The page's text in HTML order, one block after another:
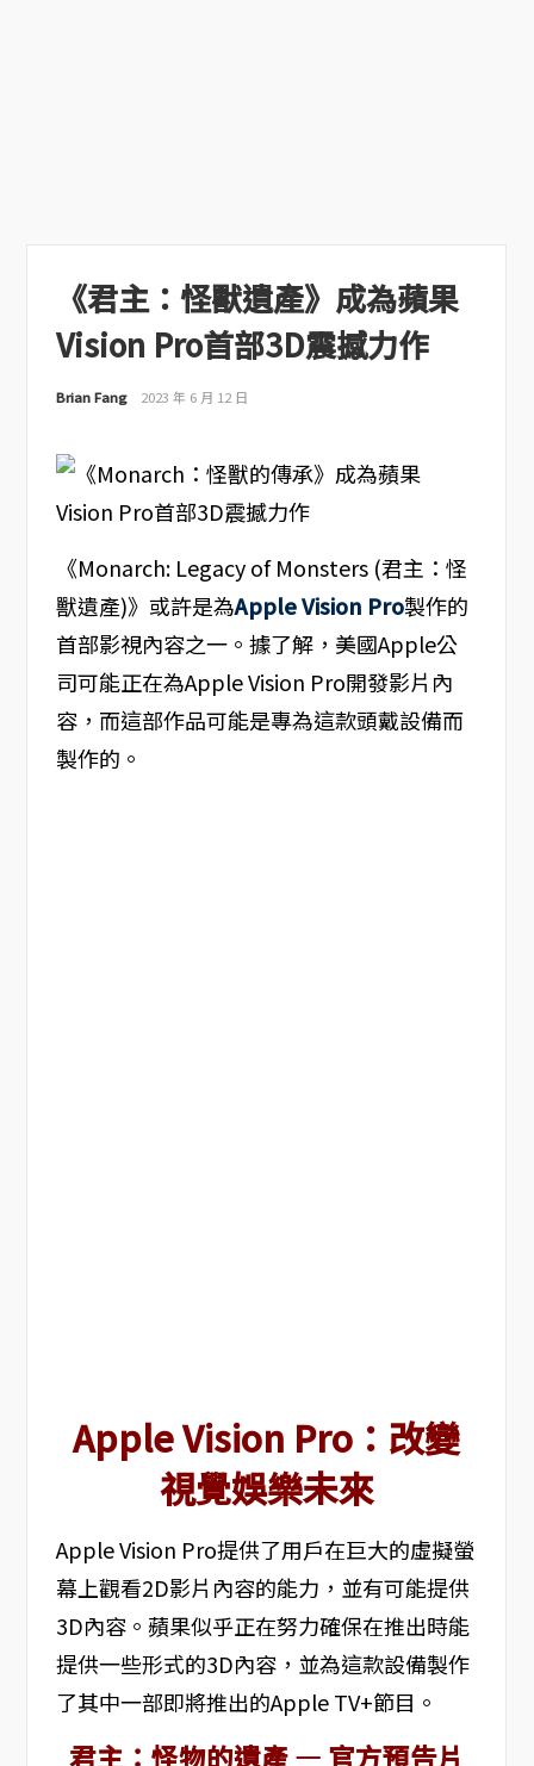
《君主：怪獸遺產》成為蘋果
Vision Pro首部3D震撼力作
Brian Fang 2023 年 6 月 12 日
《Monarch: Legacy of Monsters (君主：怪
獸遺產)》或許是為Apple Vision Pro製作的
首部影視內容之一。據了解，美國Apple公
司可能正在為Apple Vision Pro開發影片內
容，而這部作品可能是專為這款頭戴設備而
製作的。
Apple Vision Pro：改變
視覺娛樂未來
Apple Vision Pro提供了用戶在巨大的虛擬螢
幕上觀看2D影片內容的能力，並有可能提供
3D內容。蘋果似乎正在努力確保在推出時能
提供一些形式的3D內容，並為這款設備製作
了其中一部即將推出的Apple TV+節目。
君主：怪物的遺產 — 官方預告片